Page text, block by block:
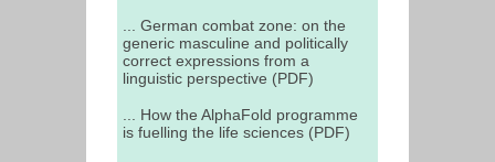
... German combat zone: on the
generic masculine and politically
correct expressions from a
linguistic perspective (PDF)
... How the AlphaFold programme
is fuelling the life sciences (PDF)